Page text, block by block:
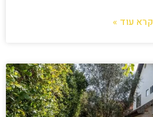
קרא עוד »